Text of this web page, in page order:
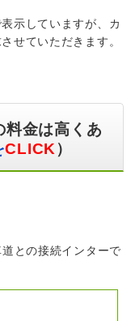
示していますが、カ
せていただきます。
料金は高くあ
CLICK ）
との接続インターで